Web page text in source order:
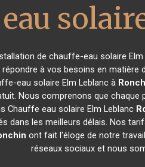
de chauffe-eau solaire Elm
à vos besoins en
eau solaire Elm Leblanc à
Nous comprenons que
Chauffe eau solaire Elm Leblanc
dans les meilleurs délais. Nos
ont fait l'éloge de notre
réseaux sociaux et nous